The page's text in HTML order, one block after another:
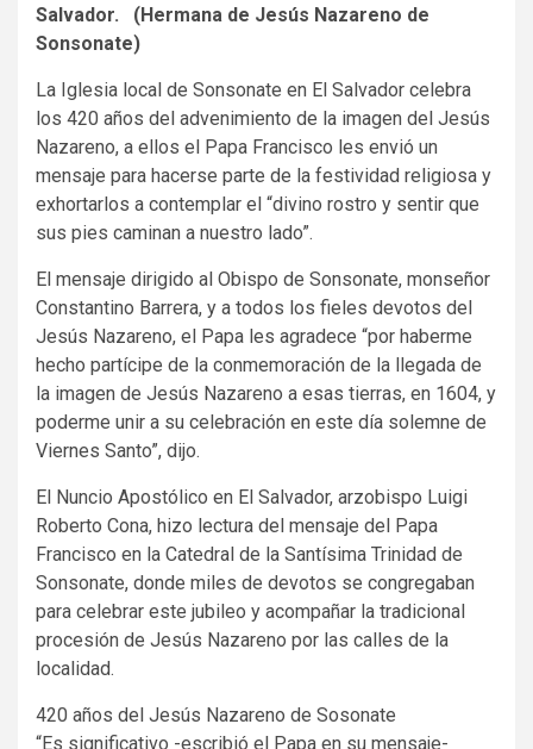
Salvador. (Hermana de Jesús Nazareno de
Sonsonate)
La Iglesia local de Sonsonate en El Salvador celebra
los 420 años del advenimiento de la imagen del Jesús
Nazareno, a ellos el Papa Francisco les envió un
mensaje para hacerse parte de la festividad religiosa y
exhortarlos a contemplar el “divino rostro y sentir que
sus pies caminan a nuestro lado”.
El mensaje dirigido al Obispo de Sonsonate, monseñor
Constantino Barrera, y a todos los fieles devotos del
Jesús Nazareno, el Papa les agradece “por haberme
hecho partícipe de la conmemoración de la llegada de
la imagen de Jesús Nazareno a esas tierras, en 1604, y
poderme unir a su celebración en este día solemne de
Viernes Santo”, dijo.
El Nuncio Apostólico en El Salvador, arzobispo Luigi
Roberto Cona, hizo lectura del mensaje del Papa
Francisco en la Catedral de la Santísima Trinidad de
Sonsonate, donde miles de devotos se congregaban
para celebrar este jubileo y acompañar la tradicional
procesión de Jesús Nazareno por las calles de la
localidad.
420 años del Jesús Nazareno de Sosonate
“Es significativo -escribió el Papa en su mensaje-